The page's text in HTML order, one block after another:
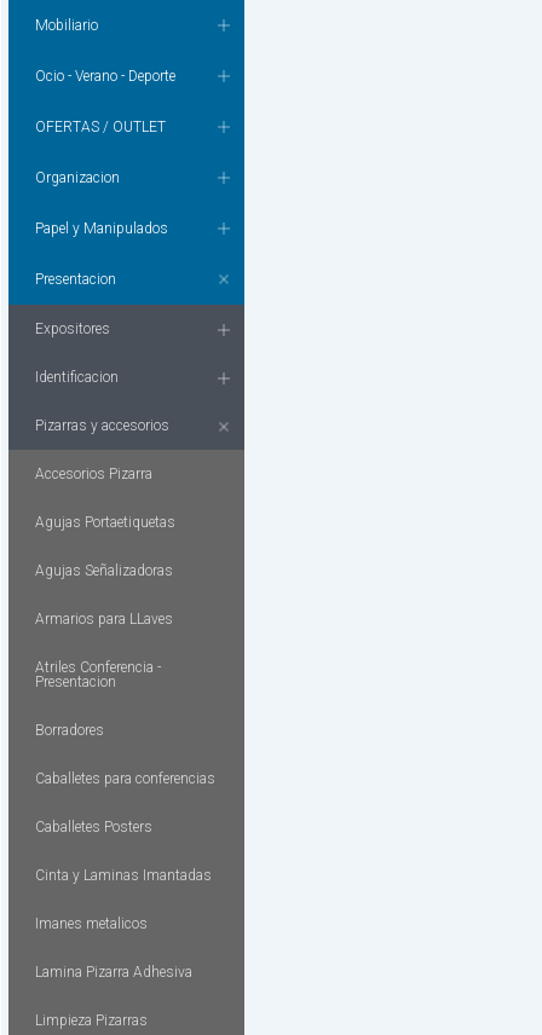
Mobiliario
Ocio - Verano - Deporte
OFERTAS / OUTLET
Organizacion
Papel y Manipulados
Presentacion
Expositores
Identificacion
Pizarras y accesorios
Accesorios Pizarra
Agujas Portaetiquetas
Agujas Señalizadoras
Armarios para LLaves
Atriles Conferencia -
Presentacion
Borradores
Caballetes para conferencias
Caballetes Posters
Cinta y Laminas Imantadas
Imanes metalicos
Lamina Pizarra Adhesiva
Limpieza Pizarras